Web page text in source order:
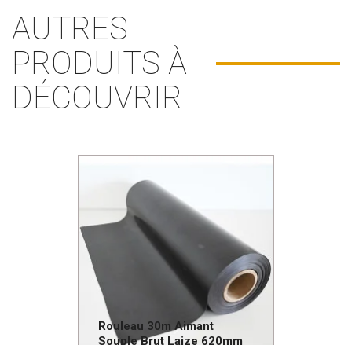
AUTRES
PRODUITS À
DÉCOUVRIR
Rouleau 30m Aimant
Souple Brut Laize 620mm